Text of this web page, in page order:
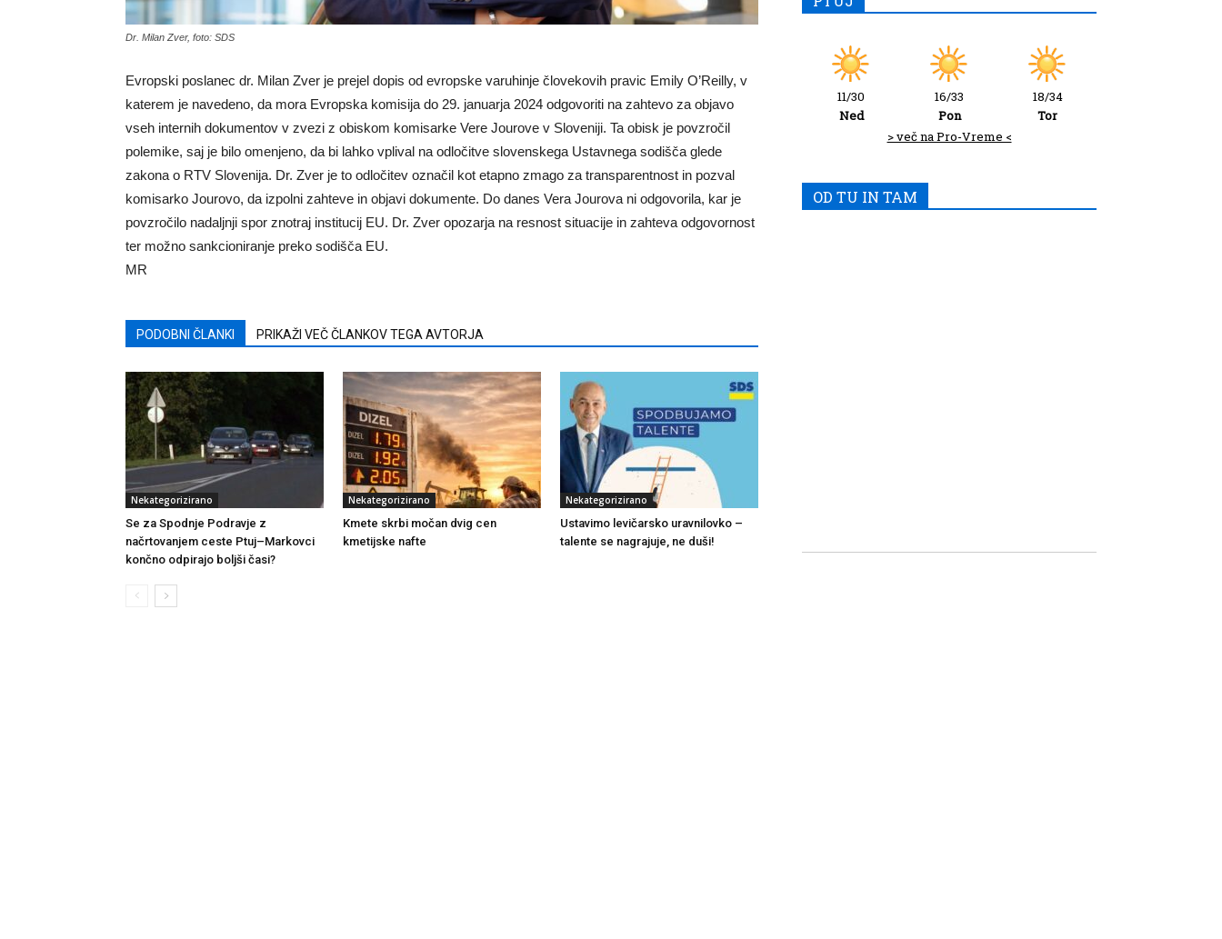
Dr. Milan Zver, foto: SDS
Evropski poslanec dr. Milan Zver je prejel dopis od evropske varuhinje človekovih pravic Emily O’Reilly, v
katerem je navedeno, da mora Evropska komisija do 29. januarja 2024 odgovoriti na zahtevo za objavo
vseh internih dokumentov v zvezi z obiskom komisarke Vere Jourove v Sloveniji. Ta obisk je povzročil
polemike, saj je bilo omenjeno, da bi lahko vplival na odločitve slovenskega Ustavnega sodišča glede
zakona o RTV Slovenija. Dr. Zver je to odločitev označil kot etapno zmago za transparentnost in pozval
komisarko Jourovo, da izpolni zahteve in objavi dokumente. Do danes Vera Jourova ni odgovorila, kar je
povzročilo nadaljnji spor znotraj institucij EU. Dr. Zver opozarja na resnost situacije in zahteva odgovornost
ter možno sankcioniranje preko sodišča EU.
MR
PODOBNI ČLANKI PRIKAŽI VEČ ČLANKOV TEGA AVTORJA
Nekategorizirano
Se za Spodnje Podravje z
načrtovanjem ceste Ptuj–Markovci
končno odpirajo boljši časi?
Nekategorizirano
Kmete skrbi močan dvig cen
kmetijske nafte
Nekategorizirano
Ustavimo levičarsko uravnilovko –
talente se nagrajuje, ne duši!
11/30
Ned
16/33
Pon
18/34
Tor
> več na Pro-Vreme <
OD TU IN TAM